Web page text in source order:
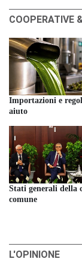
COOPERATIVE
Importazioni e
aiuto
Stati generali della
comune
L'OPINIONE